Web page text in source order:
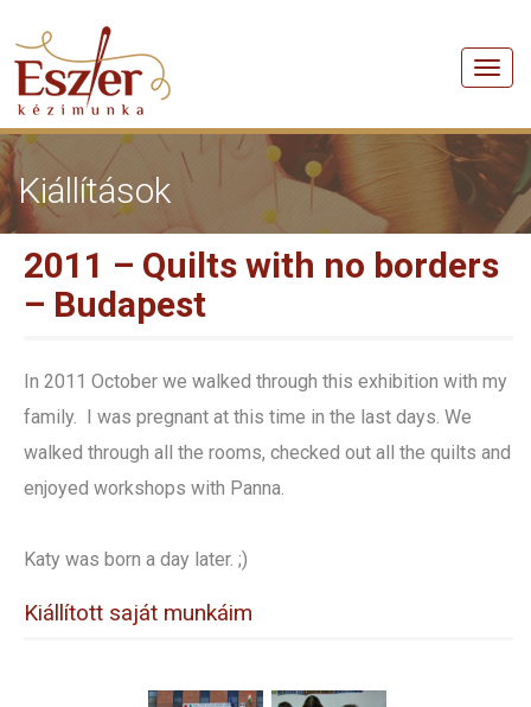
Menü
Kiállítások
2011 – Quilts with no borders
– Budapest
In 2011 October we walked through this exhibition with my
family. I was pregnant at this time in the last days. We
walked through all the rooms, checked out all the quilts and
enjoyed workshops with Panna.
Katy was born a day later. ;)
Kiállított saját munkáim